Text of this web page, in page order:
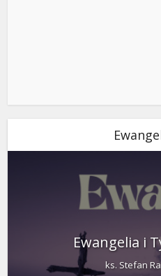
Ewangelia i
ks. Stefan